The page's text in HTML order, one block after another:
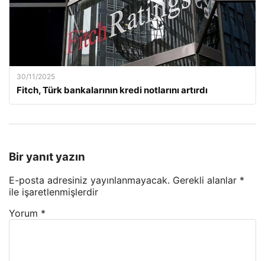
30/11/2025
Fitch, Türk bankalarının kredi notlarını artırdı
Bir yanıt yazın
E-posta adresiniz yayınlanmayacak. Gerekli alanlar *
ile işaretlenmişlerdir
Yorum *